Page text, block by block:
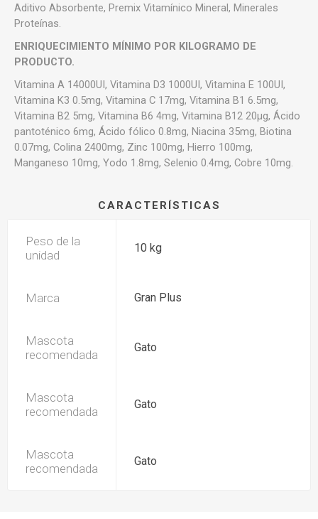
Aditivo Absorbente, Premix Vitamínico Mineral, Minerales
Proteínas.
ENRIQUECIMIENTO MÍNIMO POR KILOGRAMO DE
PRODUCTO.
Vitamina A 14000UI, Vitamina D3 1000UI, Vitamina E 100UI,
Vitamina K3 0.5mg, Vitamina C 17mg, Vitamina B1 6.5mg,
Vitamina B2 5mg, Vitamina B6 4mg, Vitamina B12 20μg, Ácido
pantoténico 6mg, Ácido fólico 0.8mg, Niacina 35mg, Biotina
0.07mg, Colina 2400mg, Zinc 100mg, Hierro 100mg,
Manganeso 10mg, Yodo 1.8mg, Selenio 0.4mg, Cobre 10mg.
CARACTERÍSTICAS
Peso de la
unidad
10 kg
Marca Gran Plus
Mascota
recomendada
Gato
Mascota
recomendada
Gato
Mascota
recomendada
Gato